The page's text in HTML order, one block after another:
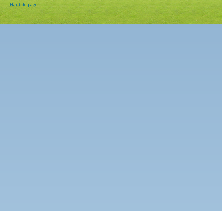
Haut de page